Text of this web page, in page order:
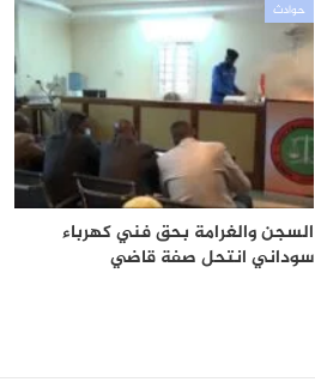
حوادث
السجن والغرامة بحق فني كهرباء
سوداني انتحل صفة قاضي